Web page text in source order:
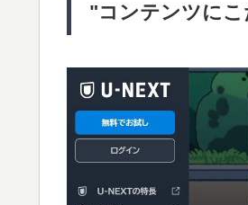
"コンテンツにこ